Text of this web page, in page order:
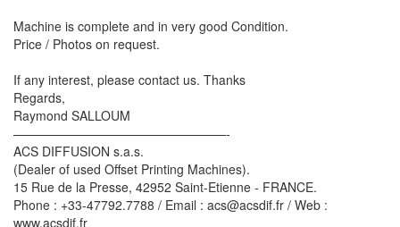
Machine is complete and in very good Condition.
Price / Photos on request.
If any interest, please contact us. Thanks
Regards,
Raymond SALLOUM
—————————————————-
ACS DIFFUSION s.a.s.
(Dealer of used Offset Printing Machines).
15 Rue de la Presse, 42952 Saint-Etienne - FRANCE.
Phone : +33-47792.7788 / Email : acs@acsdif.fr / Web :
www.acsdif.fr